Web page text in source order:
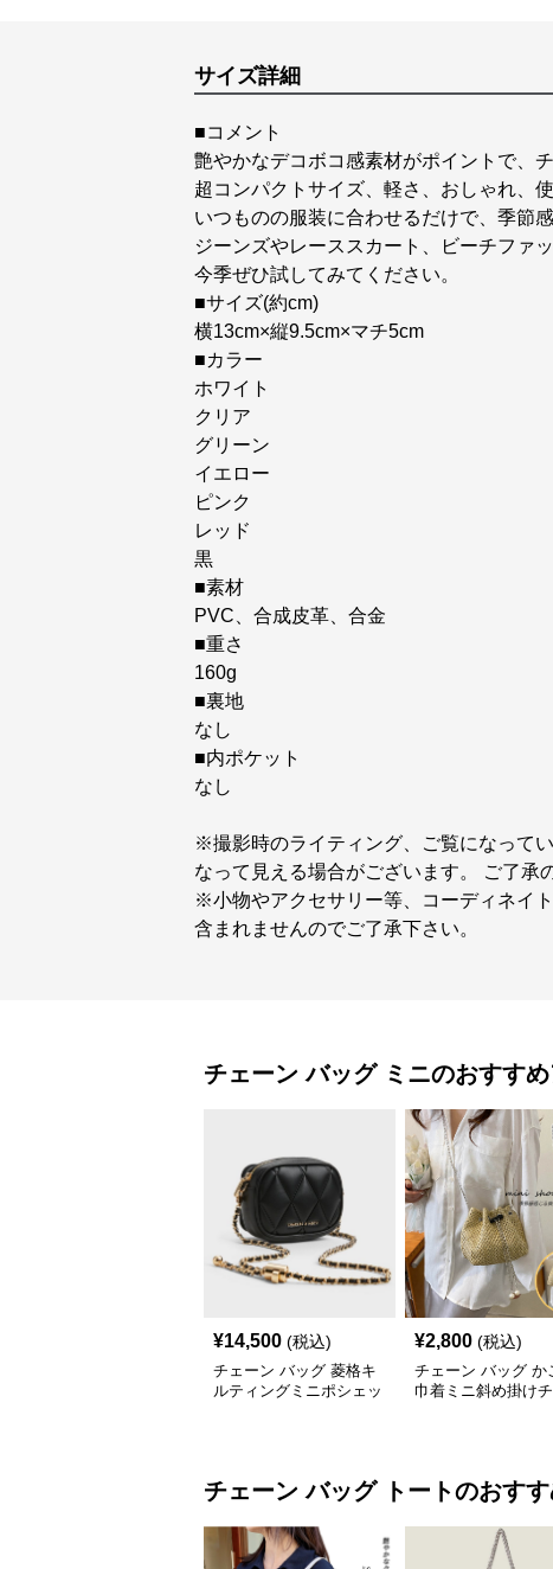
サイズ詳細
■コメント
艶やかなデコボコ感素材がポイントで、
超コンパクトサイズ、軽さ、おしゃれ、
いつものの服装に合わせるだけで、季節
ジーンズやレーススカート、ビーチファ
今季ぜひ試してみてください。
■サイズ(約cm)
横13cm×縦9.5cm×マチ5cm
■カラー
ホワイト
クリア
グリーン
イエロー
ピンク
レッド
黒
■素材
PVC、合成皮革、合金
■重さ
160g
■裏地
なし
■内ポケット
なし
※撮影時のライティング、ご覧になって
なって見える場合がございます。 ご了承
※小物やアクセサリー等、コーディネイ
含まれませんのでご了承下さい。
チェーン バッグ ミニのおすす
¥14,500 (税込)
チェーン バッグ 菱格キ
ルティングミニポシェッ
¥2,800 (税込)
チェーン バッグ か
巾着ミニ斜め掛け
チェーン バッグ トートのおす